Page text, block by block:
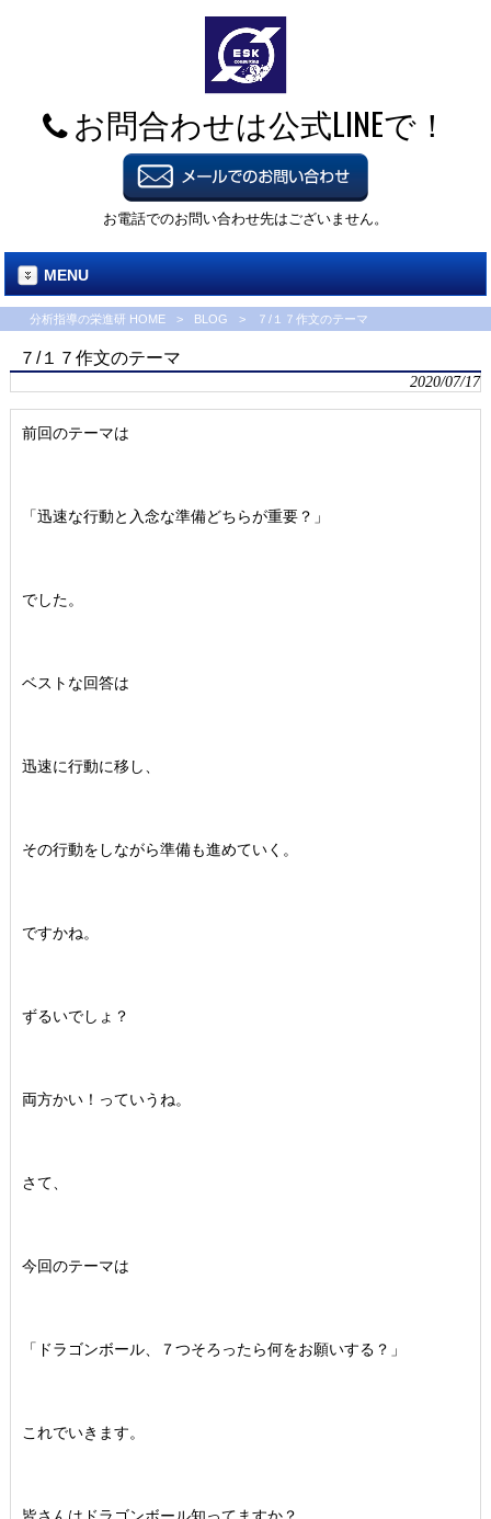
お問合わせは公式LINEで！
お電話でのお問い合わせ先はございません。
MENU
分析指導の栄進研 HOME > BLOG > ７/１７作文のテーマ
７/１７作文のテーマ
2020/07/17
前回のテーマは
「迅速な行動と入念な準備どちらが重要？」
でした。
ベストな回答は
迅速に行動に移し、
その行動をしながら準備も進めていく。
ですかね。
ずるいでしょ？
両方かい！っていうね。
さて、
今回のテーマは
「ドラゴンボール、７つそろったら何をお願いする？」
これでいきます。